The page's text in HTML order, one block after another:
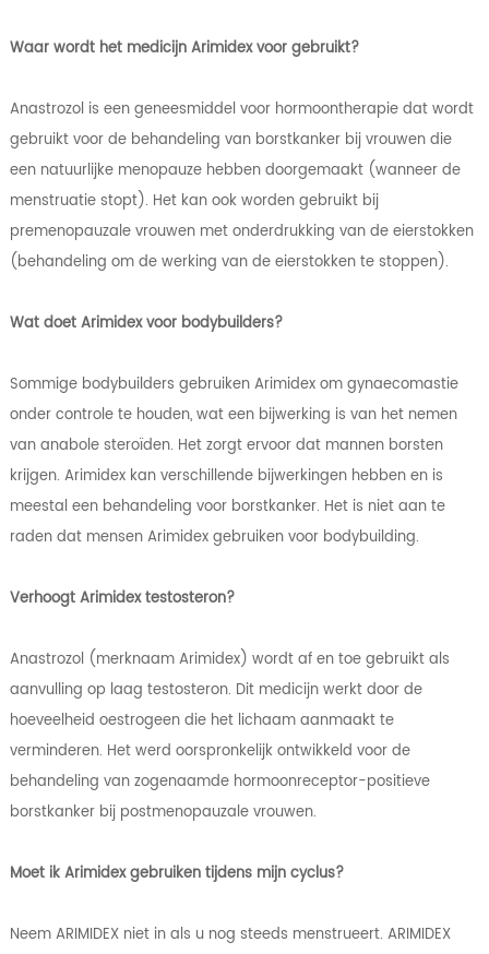
Waar wordt het medicijn Arimidex voor gebruikt?
Anastrozol is een geneesmiddel voor hormoontherapie dat wordt
gebruikt voor de behandeling van borstkanker bij vrouwen die
een natuurlijke menopauze hebben doorgemaakt (wanneer de
menstruatie stopt). Het kan ook worden gebruikt bij
premenopauzale vrouwen met onderdrukking van de eierstokken
(behandeling om de werking van de eierstokken te stoppen).
Wat doet Arimidex voor bodybuilders?
Sommige bodybuilders gebruiken Arimidex om gynaecomastie
onder controle te houden, wat een bijwerking is van het nemen
van anabole steroïden. Het zorgt ervoor dat mannen borsten
krijgen. Arimidex kan verschillende bijwerkingen hebben en is
meestal een behandeling voor borstkanker. Het is niet aan te
raden dat mensen Arimidex gebruiken voor bodybuilding.
Verhoogt Arimidex testosteron?
Anastrozol (merknaam Arimidex) wordt af en toe gebruikt als
aanvulling op laag testosteron. Dit medicijn werkt door de
hoeveelheid oestrogeen die het lichaam aanmaakt te
verminderen. Het werd oorspronkelijk ontwikkeld voor de
behandeling van zogenaamde hormoonreceptor-positieve
borstkanker bij postmenopauzale vrouwen.
Moet ik Arimidex gebruiken tijdens mijn cyclus?
Neem ARIMIDEX niet in als u nog steeds menstrueert. ARIMIDEX